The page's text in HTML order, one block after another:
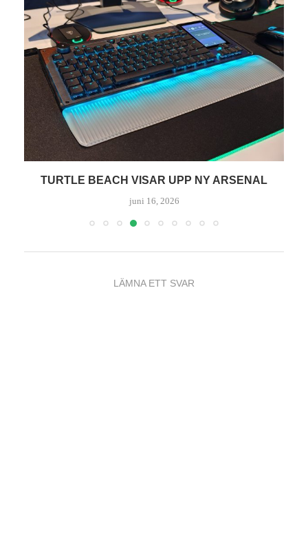
TURTLE BEACH VISAR UPP NY ARSENAL
juni 16, 2026
LÄMNA ETT SVAR